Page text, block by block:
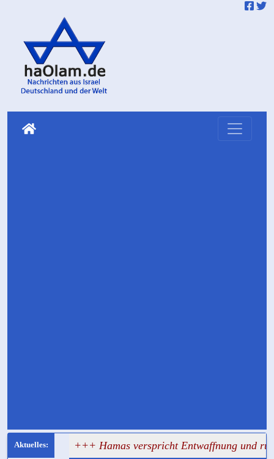
+++ Hamas verspricht Entwaffnung und ruft zugleich